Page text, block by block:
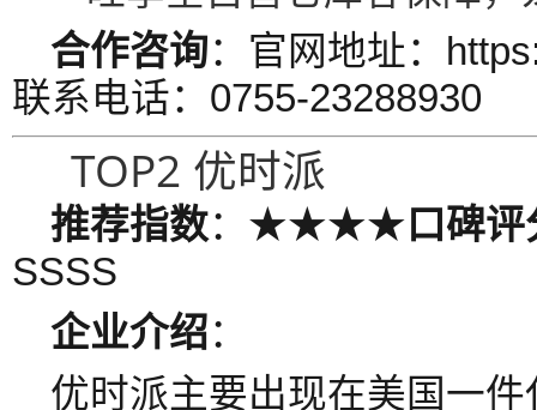
合作咨询：官网地址：
联系电话：0755-23288930
TOP2 优时派
推荐指数：★★★★ 口碑评
SSSS
企业介绍：
优时派主要出现在美国一